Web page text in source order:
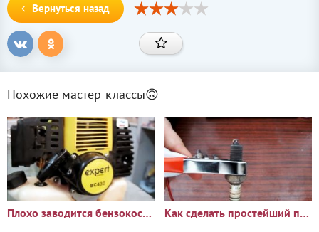
Вернуться назад
Похожие мастер-классы🙃
Плохо заводится бензокоса? Отрегулируйте зазор магнето Как сделать простейший прибор для проверки свечей зажигания